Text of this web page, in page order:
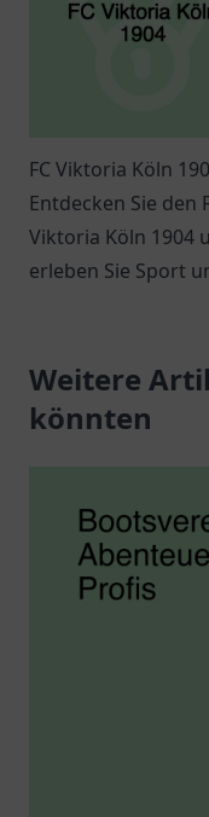
FC Viktoria Köln
Entdecken Sie den
Viktoria Köln 1904
erleben Sie Sport
Fußballfans.
Weitere
könnten